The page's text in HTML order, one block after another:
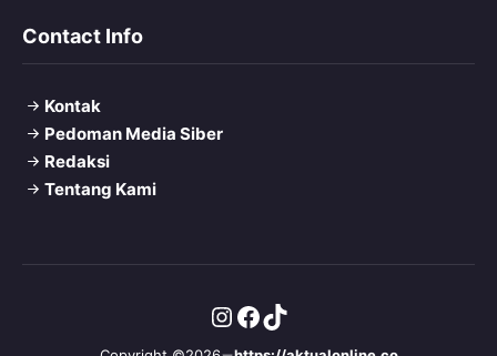
Contact Info
Kontak
Pedoman Media Siber
Redaksi
Tentang Kami
Instagram
Facebook
TikTok